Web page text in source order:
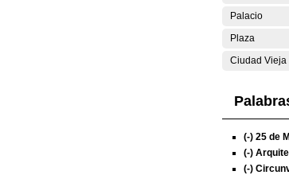
Palacio
Plaza
Ciudad Vieja
(-) 25 de
(-)
(-)